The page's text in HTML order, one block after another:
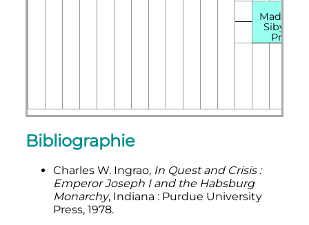
Sibylle
Prusse
Bibliographie
Charles W. Ingrao, In Quest and Crisis :
EmperorJoseph Iand the Habsburg
Monarchy, Indiana : Purdue University
Press, 1978.